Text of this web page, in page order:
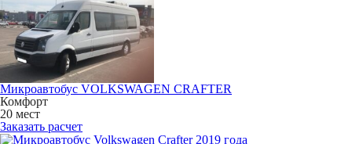
Микроавтобус VOLKSWAGEN CRAFTER
Комфорт
20 мест
Заказать расчет